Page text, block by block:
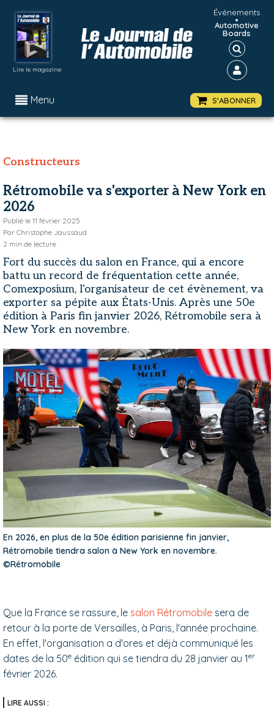
Lire le magazine
Événements
•
Automotive
Boards
Menu S'ABONNER
Constructeurs
Rétromobile va s'exporter à New York en
2026
Publié le 11 février 2025
Par Christophe Jaussaud
2 min de lecture
Fort du succès du salon en France, qui a encore
battu un record de fréquentation cette année,
Comexposium, l'organisateur de cet évènement, va
exporter sa pépite aux États-Unis. Après une 50e
édition à Paris fin janvier 2026, Rétromobile sera à
New York en novembre.
En 2026, en plus de la 50e édition parisienne fin janvier,
Rétromobile tiendra salon à New York en novembre.
©Rétromobile
Que la France se rassure, le salon Rétromobile sera de
retour à la porte de Versailles, à Paris, l'année prochaine.
En effet, l'organisation a d'ores et déjà communiqué les
dates de la 50e édition qui se tiendra du 28 janvier au 1er
février 2026.